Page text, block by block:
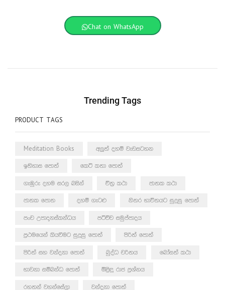
Chat on WhatsApp
Trending Tags
PRODUCT TAGS
Meditation Books අලුත් දහම් වැඩසටහන
ඉතිහාස පොත් කෙටි කතා පොත්
ගැඹුරු දහම සරල බසින් චිත්‍ර කථා ජාතක කථා
ජාතක පොත දහම් ගැටළු නිතර භාවිතයට සුදුසු පොත්
පංච උපාදානස්කන්ධය පටිච්ච සමුප්පාදය
ප්‍රථමයෙන් කියවීමට සුදුසු පොත් පිරිත් පොත්
පිරිත් සහ වන්දනා පොත් බුද්ධ චරිතය බෝසත් කථා
භාවනා සම්බන්ධ පොත් මිළිඳු රාජ ප්‍රශ්නය
රහතන් වහන්සේලා වන්දනා පොත්